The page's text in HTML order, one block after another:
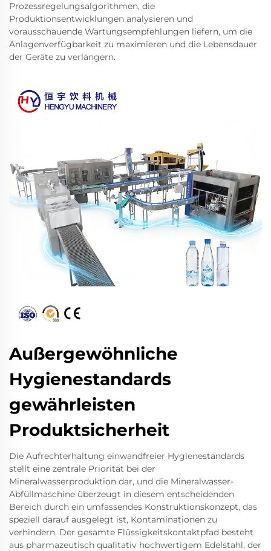
Prozessregelungsalgorithmen, die
Produktionsentwicklungen analysieren und
vorausschauende Wartungsempfehlungen liefern, um die
Anlagenverfügbarkeit zu maximieren und die Lebensdauer
der Geräte zu verlängern.
Außergewöhnliche
Hygienestandards
gewährleisten
Produktsicherheit
Die Aufrechterhaltung einwandfreier Hygienestandards
stellt eine zentrale Priorität bei der
Mineralwasserproduktion dar, und die Mineralwasser-
Abfüllmaschine überzeugt in diesem entscheidenden
Bereich durch ein umfassendes Konstruktionskonzept, das
speziell darauf ausgelegt ist, Kontaminationen zu
verhindern. Der gesamte Flüssigkeitskontaktpfad besteht
aus pharmazeutisch qualitativ hochwertigem Edelstahl, der